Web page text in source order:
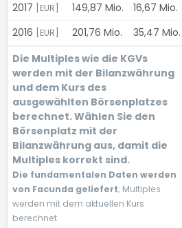
2017
[EUR] 149,87 Mio. 16,67 Mio.
2016
[EUR] 201,76 Mio. 35,47 Mio.
Die Multiples wie die KGVs
werden mit der Bilanzwährung
und dem Kurs des
ausgewählten Börsenplatzes
berechnet. Wählen Sie den
Börsenplatz mit der
Bilanzwährung aus, damit die
Multiples korrekt sind.
Die fundamentalen Daten werden
von Facunda geliefert; Multiples
werden mit dem aktuellen Kurs
berechnet.